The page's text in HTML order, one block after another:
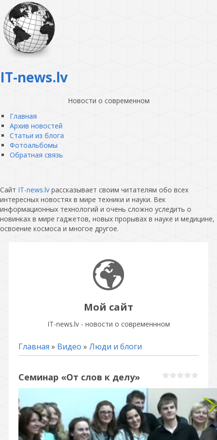
IT-news.lv
Новости о современном
Главная
Архив новостей
Статьи из блога
Фотоальбомы
Обратная связь
Сайт IT-news.lv рассказывает своим читателям обо всех
интересных новостях в мире техники и науки. Век
информационных технологий и очень сложно уследить о
новинках в мире гаджетов, новых прорывах в науке и медицине,
освоение космоса и многое другое.
Мой сайт
IT-news.lv - новости о современнном
Главная » Видео » Люди и блоги
Семинар «От слов к делу»